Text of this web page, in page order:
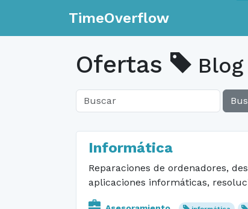
TimeOverflow
Ofertas Blog
Informática
Reparaciones de ordenadores,
aplicaciones informáticas,